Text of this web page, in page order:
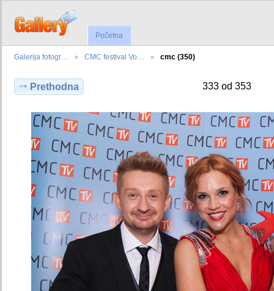
Početna
Galerija fotogr… CMC festival Vo… cmc (350)
Prethodna 333 od 353